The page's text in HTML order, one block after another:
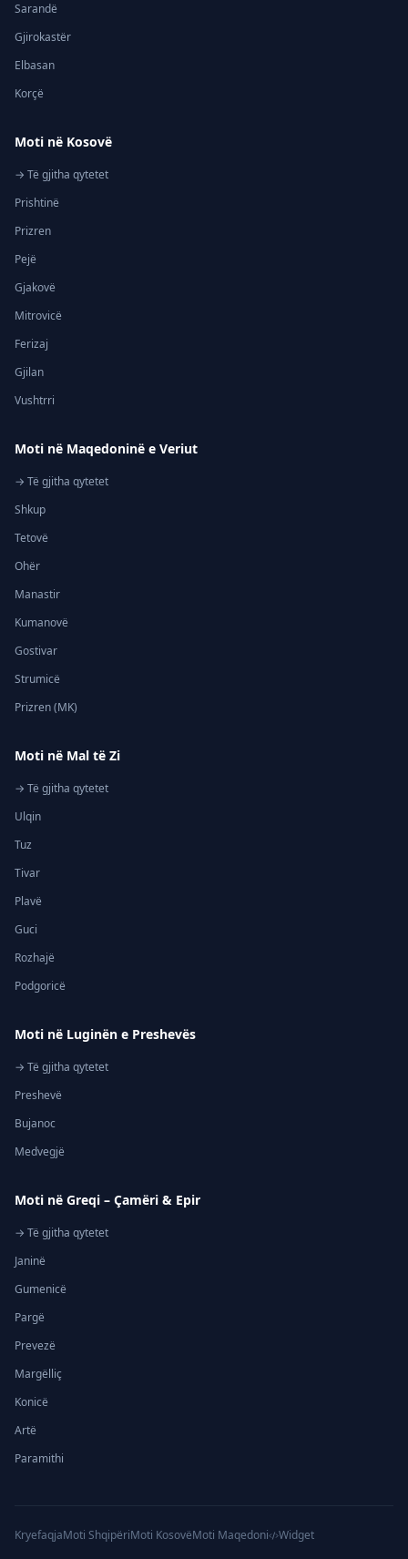
Sarandë
Gjirokastër
Elbasan
Korçë
Moti në Kosovë
→ Të gjitha qytetet
Prishtinë
Prizren
Pejë
Gjakovë
Mitrovicë
Ferizaj
Gjilan
Vushtrri
Moti në Maqedoninë e Veriut
→ Të gjitha qytetet
Shkup
Tetovë
Ohër
Manastir
Kumanovë
Gostivar
Strumicë
Prizren (MK)
Moti në Mal të Zi
→ Të gjitha qytetet
Ulqin
Tuz
Tivar
Plavë
Guci
Rozhajë
Podgoricë
Moti në Luginën e Preshevës
→ Të gjitha qytetet
Preshevë
Bujanoc
Medvegjë
Moti në Greqi – Çamëri & Epir
→ Të gjitha qytetet
Janinë
Gumenicë
Pargë
Prevezë
Margëlliç
Konicë
Artë
Paramithi
KryefaqjaMoti ShqipëriMoti KosovëMoti Maqedoni
Widget